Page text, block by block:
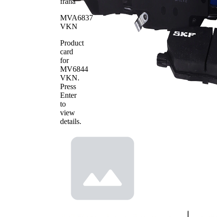
WVA
22166
Numar
Numar de
placute
MVA6837
VKN
Product
card
for
MV6844
VKN.
Press
Enter
to
view
details.